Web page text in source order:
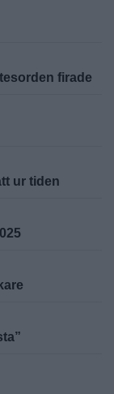
firade
ur tiden